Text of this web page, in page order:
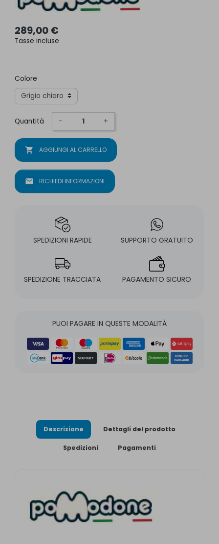
289,00 €
Tasse incluse
Colore
Quantità − +
shopping_cart AGGIUNGI AL CARRELLO
mail RICHIEDI INFORMAZIONI
SPEDIZIONI RAPIDE SUPPORTO GRATUITO
SPEDIZIONE TRACCIATA PAGAMENTO SICURO
PUOI PAGARE IN QUESTE MODALITÀ
Descrizione Dettagli del prodotto
Spedizioni Pagamenti